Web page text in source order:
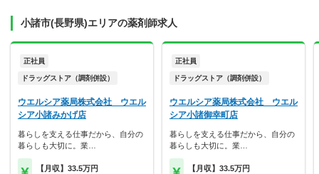
小諸市(長野県)エリアの薬剤師求人
正社員
ドラッグストア（調剤併設）
ウエルシア薬局株式会社 ウエル
シア小諸みかげ店
暮らしを支える仕事だから、自分の
暮らしも大切に。業…
【月収】33.5万円
正社員
ドラッグストア（調剤併設）
ウエルシア薬局株式会社 ウエル
シア小諸御幸町店
暮らしを支える仕事だから、自分の
暮らしも大切に。業…
【月収】33.5万円